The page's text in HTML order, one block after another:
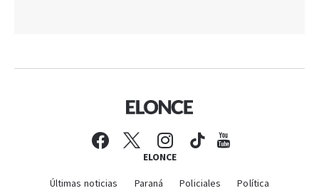
ELONCE
Últimas noticias Paraná Policiales
Política